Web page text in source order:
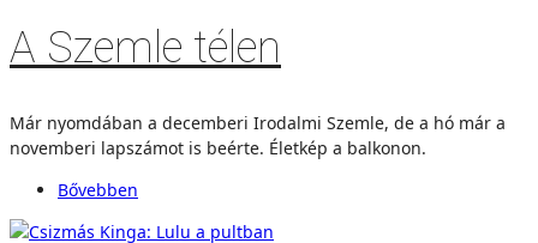
A Szemle télen
Már nyomdában a decemberi Irodalmi Szemle, de a hó már a
novemberi lapszámot is beérte. Életkép a balkonon.
Bővebben